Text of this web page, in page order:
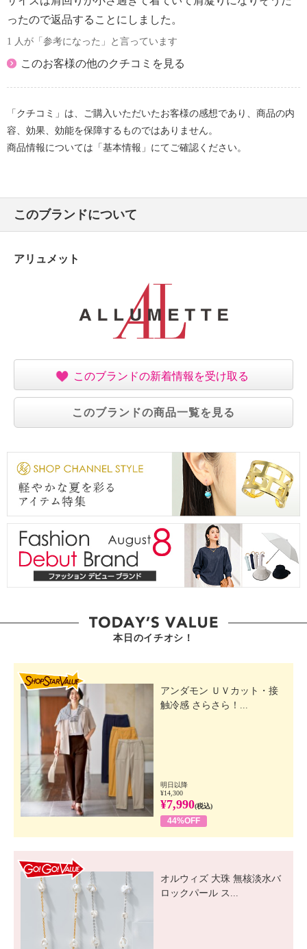
ったので返品することにしました。
1 人が「参考になった」と言っています
このお客様の他のクチコミを見る
「クチコミ」は、ご購入いただいたお客様の感想であり、商品の内
容、効果、効能を保障するものではありません。
商品情報については「基本情報」にてご確認ください。
このブランドについて
アリュメット
このブランドの新着情報を受け取る
このブランドの商品一覧を見る
本日のイチオシ！
アンダモン ＵＶカット・接
触冷感 さらさら！...
明日以降
¥14,300
¥7,990(税込)
44%OFF
オルウィズ 大珠 無核淡水バ
ロックパール ス...